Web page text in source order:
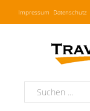
Impressum Datenschutz